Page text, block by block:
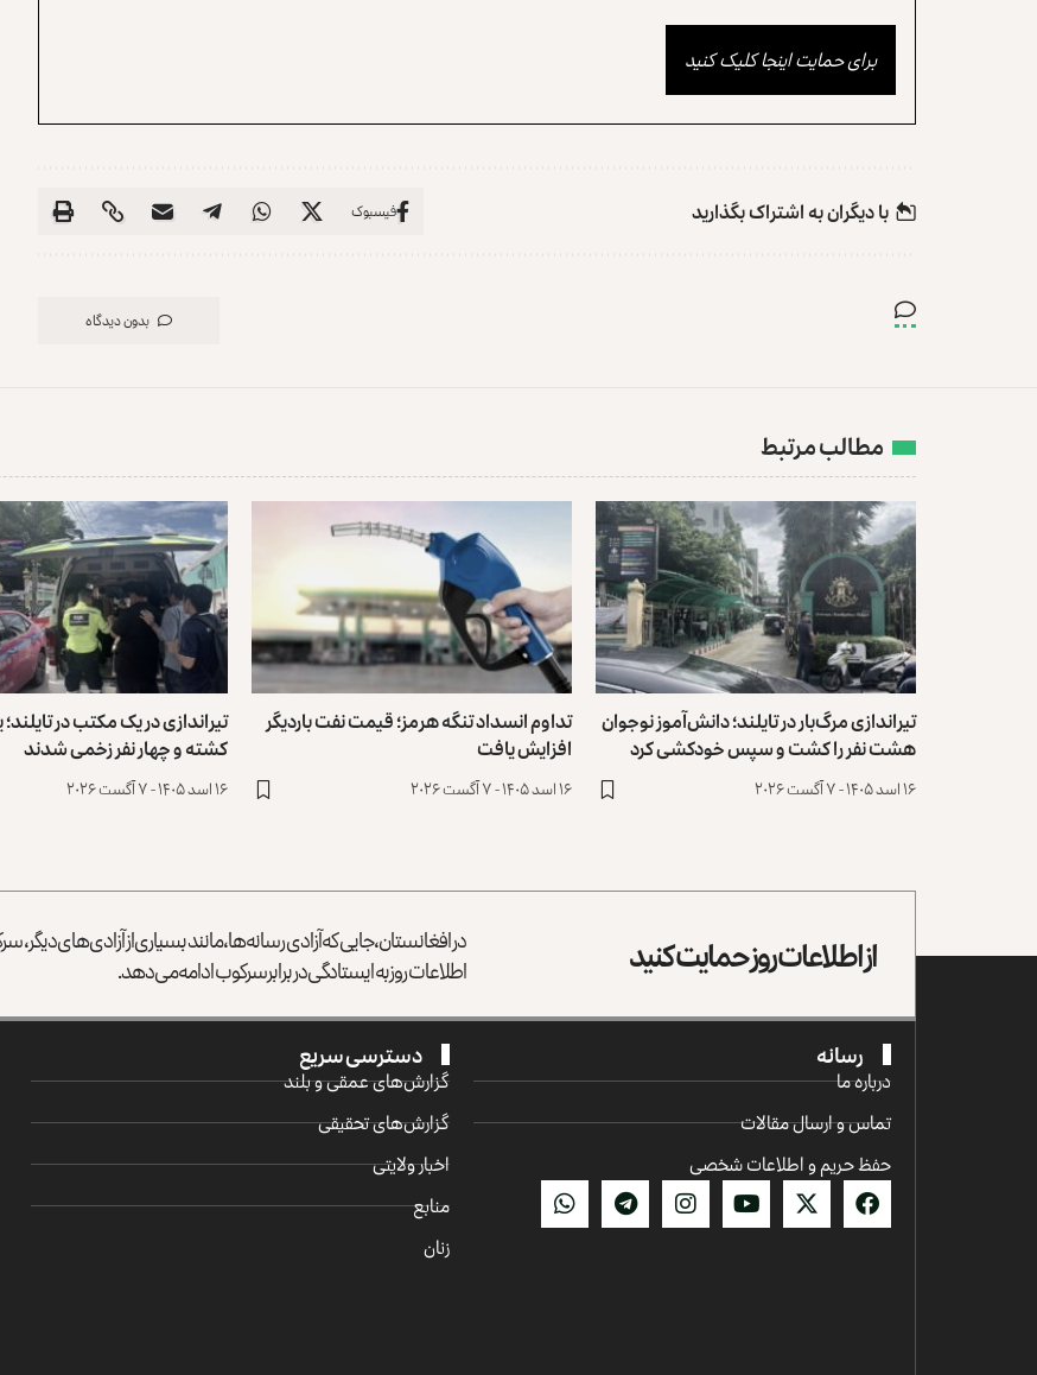
برای حمایت اینجا کلیک کنید
با دیگران به‌‌ اشتراک بگذارید فیسبوک
بدون دیدگاه
مطالب مرتبط
تیراندازی مرگ‌بار در تایلند؛ دانش‌آموز نوجوان
هشت نفر را کشت و سپس خودکشی کرد
۱۶ اسد ۱۴۰۵ - ۷ آگست ۲۰۲۶
تداوم انسداد تنگه هرمز؛ قیمت نفت باردیگر
افزایش یافت
۱۶ اسد ۱۴۰۵ - ۷ آگست ۲۰۲۶
تیراندازی در یک مکتب در
کشته و چهار نفر زخمی شدند
۱۶ اسد ۱۴۰۵ - ۷ آگست ۲۰۲۶
از اطلاعات روز حمایت کنید در افغانستان، جایی که آزادی رسانه‌ها، مانند بسیاری از آزادی‌های
اطلاعات روز به ایستادگی در برابر سرکوب ادامه می‌دهد.
رسانه
درباره ما
تماس و ارسال مقالات
حفظ حریم و اطلاعات شخصی
دسترسی سریع
گزارش‌‌های عمقی و بلند
گزارش‌های تحقیقی
اخبار ولایتی
منابع
زنان